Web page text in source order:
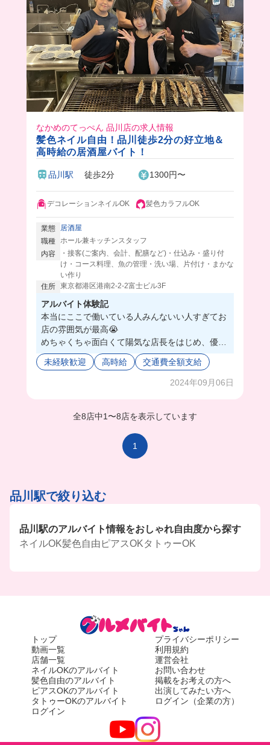
なかめのてっぺん 品川店の求人情報
髪色ネイル自由！品川徒歩2分の好立地＆
高時給の居酒屋バイト！
品川駅 徒歩2分 1300円〜
デコレーションネイルOK 髪色カラフルOK
業態
居酒屋
職種 ホール兼キッチンスタッフ
内容
・接客(ご案内、会計、配膳など)・仕込み・盛り付
け・コース料理、魚の管理・洗い場、片付け・まかな
い作り
住所 東京都港区港南2-2-2富士ビル3F
アルバイト体験記
本当にここで働いている人みんないい人すぎてお
店の雰囲気が最高😭
めちゃくちゃ面白くて陽気な店長をはじめ、優し
く仕事を教えてくれる人ばかり！
髪色ネイルも自由だからおしゃれも諦めなくてO
Kだし、まかないが豪華で絶品すぎる、、
絶対ここで働くしか無いよね⁉️
未経験歓迎 高時給 交通費全額支給
2024年09月06日
全8店中1 〜8店を表示しています
1
品川駅で絞り込む
品川駅のアルバイト情報をおしゃれ自由度から探す
ネイルOK髪色自由 ピアスOKタトゥーOK
トップ
動画一覧
店舗一覧
ネイルOKのアルバイト
髪色自由のアルバイト
ピアスOKのアルバイト
タトゥーOKのアルバイト
ログイン
プライバシーポリシー
利用規約
運営会社
お問い合わせ
掲載をお考えの方へ
出演してみたい方へ
ログイン（企業の方）